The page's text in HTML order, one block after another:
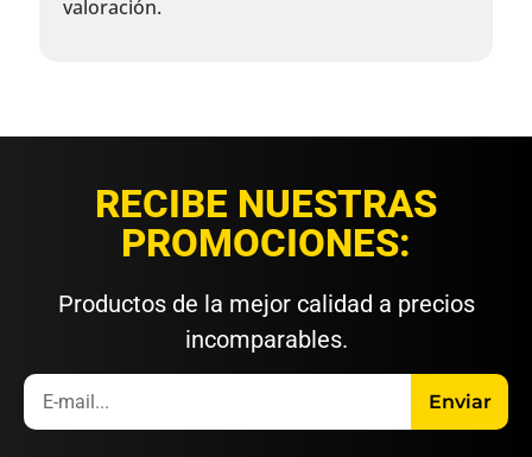
valoración.
RECIBE NUESTRAS
PROMOCIONES:
Productos de la mejor calidad a precios
incomparables.
Enviar